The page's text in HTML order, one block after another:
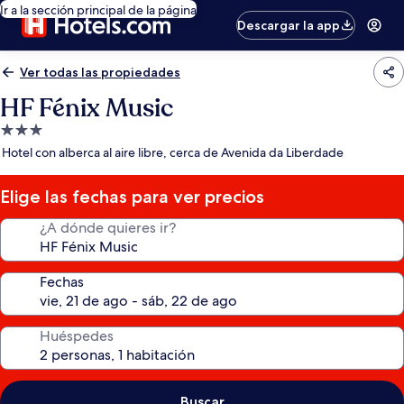
Ir a la sección principal de la página
Descargar la app
Ver todas las propiedades
HF Fénix Music
Propiedad
de
estrellas
Hotel con alberca al aire libre, cerca de Avenida da Liberdade
Elige las fechas para ver precios
¿A dónde quieres ir?
Fechas
Huéspedes